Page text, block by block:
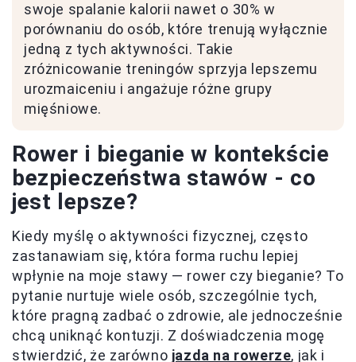
swoje spalanie kalorii nawet o 30% w
porównaniu do osób, które trenują wyłącznie
jedną z tych aktywności. Takie
zróżnicowanie treningów sprzyja lepszemu
urozmaiceniu i angażuje różne grupy
mięśniowe.
Rower i bieganie w kontekście
bezpieczeństwa stawów - co
jest lepsze?
Kiedy myślę o aktywności fizycznej, często
zastanawiam się, która forma ruchu lepiej
wpłynie na moje stawy — rower czy bieganie? To
pytanie nurtuje wiele osób, szczególnie tych,
które pragną zadbać o zdrowie, ale jednocześnie
chcą uniknąć kontuzji. Z doświadczenia mogę
stwierdzić, że zarówno jazda na rowerze, jak i